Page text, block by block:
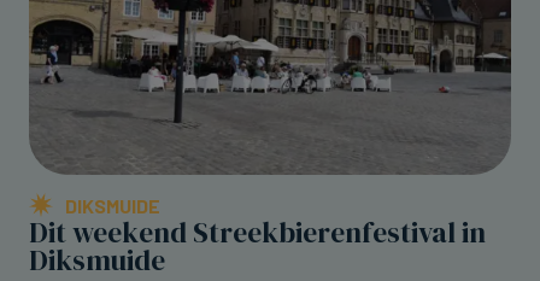
DIKSMUIDE
Dit weekend Streekbierenfestival in
Diksmuide